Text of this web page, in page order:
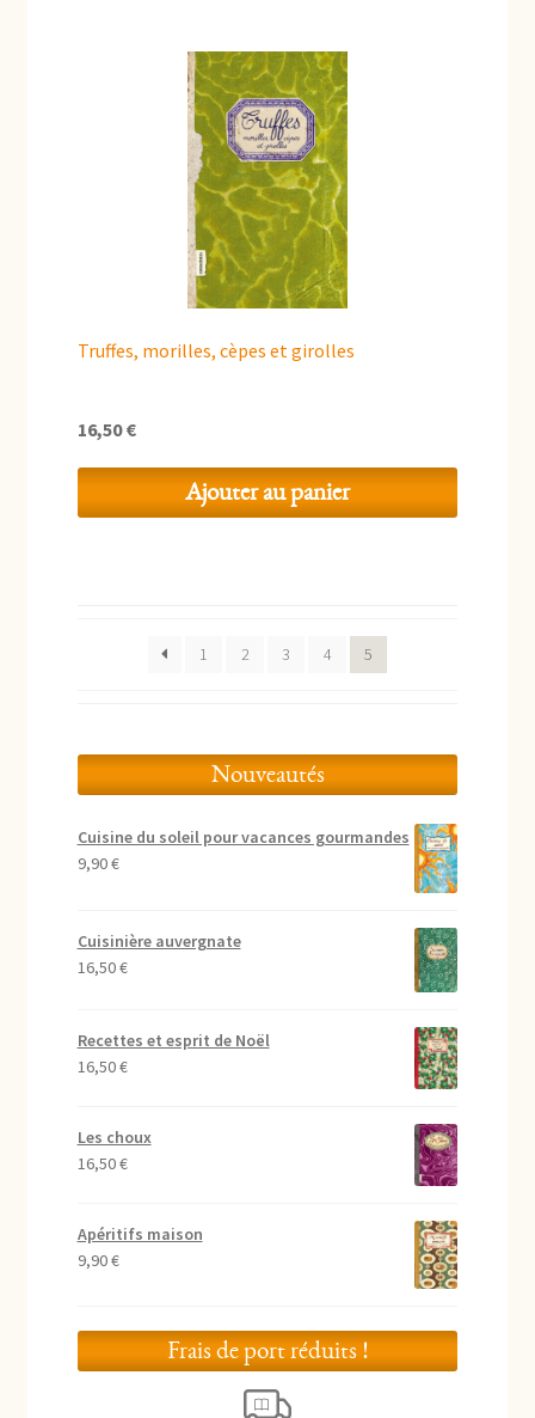
Truffes, morilles, cèpes et girolles
16,50€
Ajouter au panier
1 2 3 4 5
Nouveautés
Cuisine du soleil pour vacances gourmandes
9,90€
Cuisinière auvergnate
16,50€
Recettes et esprit de Noël
16,50€
Les choux
16,50€
Apéritifs maison
9,90€
Frais de port réduits !